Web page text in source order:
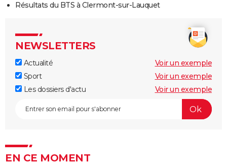
Résultats du BTS à Clermont-sur-Lauquet
NEWSLETTERS
Actualité
Voir un exemple
Sport
Voir un exemple
Les dossiers d'actu
Voir un exemple
EN CE MOMENT